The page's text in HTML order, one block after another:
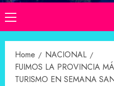
Primary
Menu
Home
NACIONAL
FUIMOS LA PROVINCIA
TURISMO EN SEMANA